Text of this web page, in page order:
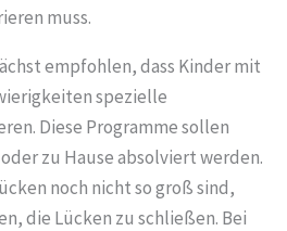
muss.
empfohlen, dass Kinder mit
spezielle
Diese Programme sollen
oder zu Hause absolviert werden.
noch nicht so groß sind,
die Lücken zu schließen. Bei